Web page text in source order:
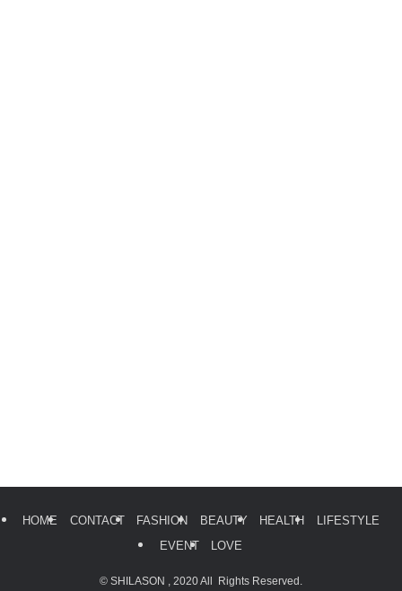
HOME CONTACT FASHION BEAUTY HEALTH
LIFESTYLE
EVENT
LOVE
© SHILASON , 2020 All Rights Reserved.